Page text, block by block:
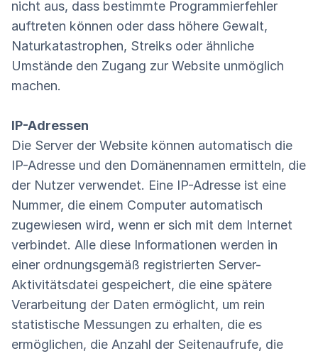
nicht aus, dass bestimmte Programmierfehler
auftreten können oder dass höhere Gewalt,
Naturkatastrophen, Streiks oder ähnliche
Umstände den Zugang zur Website unmöglich
machen.
IP-Adressen
Die Server der Website können automatisch die
IP-Adresse und den Domänennamen ermitteln, die
der Nutzer verwendet. Eine IP-Adresse ist eine
Nummer, die einem Computer automatisch
zugewiesen wird, wenn er sich mit dem Internet
verbindet. Alle diese Informationen werden in
einer ordnungsgemäß registrierten Server-
Aktivitätsdatei gespeichert, die eine spätere
Verarbeitung der Daten ermöglicht, um rein
statistische Messungen zu erhalten, die es
ermöglichen, die Anzahl der Seitenaufrufe, die